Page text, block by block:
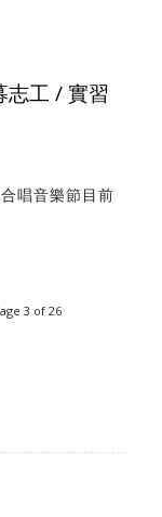
志工 / 實習
唱音樂節目前
3 of 26